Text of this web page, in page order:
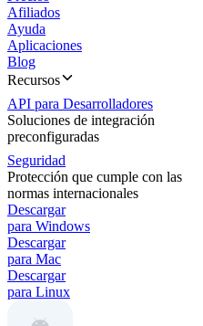
Afiliados
Ayuda
Aplicaciones
Blog
Recursos
API para Desarrolladores
Soluciones de integración
preconfiguradas
Seguridad
Protección que cumple con las
normas internacionales
Descargar
para Windows
Descargar
para Mac
Descargar
para Linux